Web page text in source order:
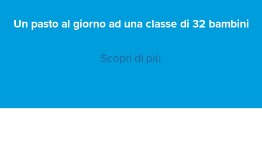
Un pasto al giorno ad una classe di 32 bambini
Scopri di più